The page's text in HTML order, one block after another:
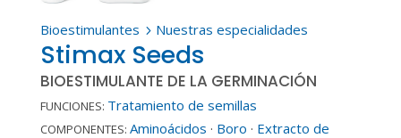
Bioestimulantes 5 Nuestras especialidades
Stimax Seeds
BIOESTIMULANTE DE LA GERMINACIÓN
FUNCIONES: Tratamiento de semillas
COMPONENTES: Aminoácidos · Boro · Extracto de